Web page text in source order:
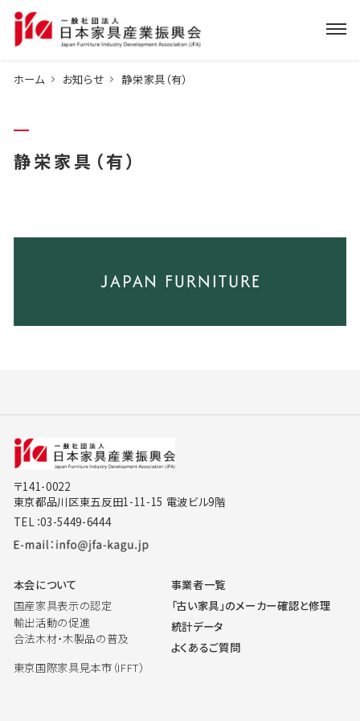
ホーム お知らせ 静栄家具（有）
静栄家具（有）
〒141-0022
東京都品川区東五反田1-11-15 電波ビル9階
TEL：03-5449-6444
本会について
国産家具表示の認定
輸出活動の促進
合法木材・木製品の普及
東京国際家具見本市（IFFT）
事業者一覧
「古い家具」のメーカー確認と修理
統計データ
よくあるご質問